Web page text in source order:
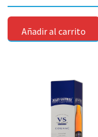
Añadir al carrito